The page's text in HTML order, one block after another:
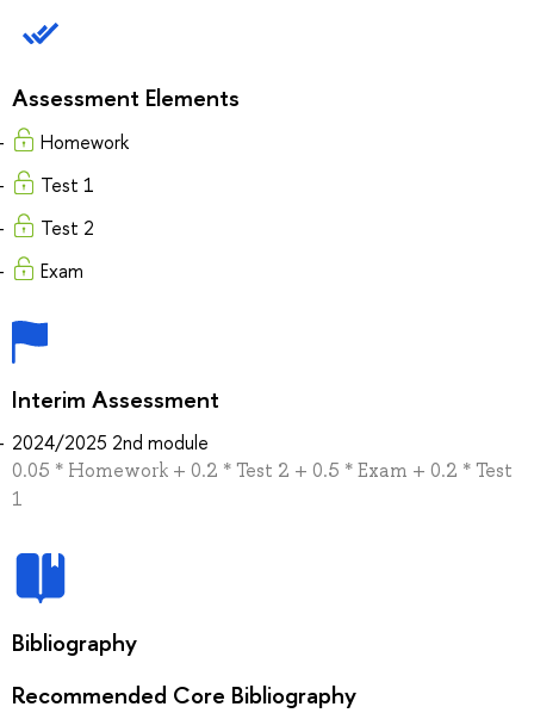
Assessment Elements
Homework
Test 1
Test 2
Exam
Interim Assessment
2024/2025 2nd module
0.05 * Homework + 0.2 * Test 2 + 0.5 * Exam + 0.2 * Test
1
Bibliography
Recommended Core Bibliography